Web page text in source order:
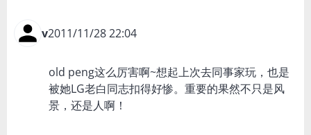
v2011/11/28 22:04
old peng这么厉害啊~想起上次去同事家玩，也是
被她LG老白同志扣得好惨。重要的果然不只是风
景，还是人啊！